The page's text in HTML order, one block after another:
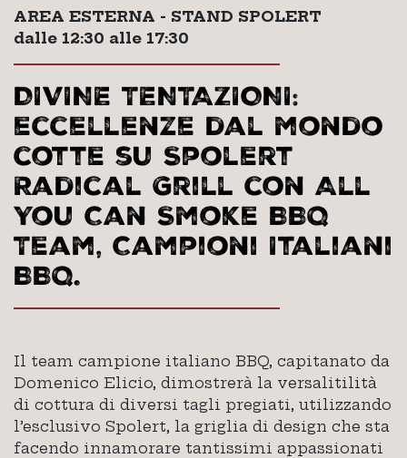
AREA ESTERNA - STAND SPOLERT
dalle 12:30 alle 17:30
DIVINE TENTAZIONI:
eccellenze dal mondo
cotte su Spolert
Radical Grill con All
You Can Smoke BBQ
Team, Campioni Italiani
BBQ.
Il team campione italiano BBQ, capitanato da
Domenico Elicio, dimostrerà la versalitilità
di cottura di diversi tagli pregiati, utilizzando
l’esclusivo Spolert, la griglia di design che sta
facendo innamorare tantissimi appassionati